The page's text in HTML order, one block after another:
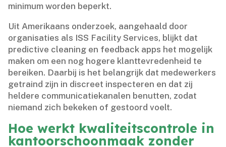
minimum worden beperkt.​
Uit Amerikaans onderzoek, aangehaald door
organisaties als ISS Facility Services, blijkt dat
predictive cleaning en feedback apps het mogelijk
maken om een nog hogere klanttevredenheid te
bereiken.​ Daarbij is het belangrijk dat medewerkers
getraind zijn in discreet inspecteren en dat zij
heldere communicatiekanalen benutten, zodat
niemand zich bekeken of gestoord voelt.​
Hoe werkt kwaliteitscontrole in
kantoorschoonmaak zonder